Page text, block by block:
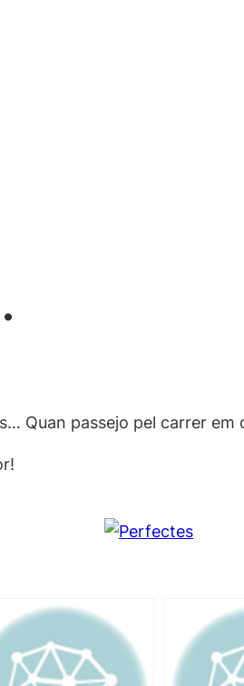
Quan passejo pel carrer